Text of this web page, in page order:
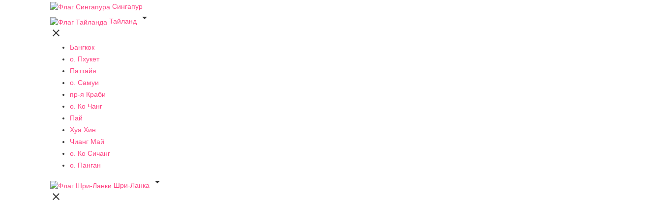
Сингапур
Тайланд


Бангкок
о. Пхукет
Паттайя
о. Самуи
пр-я Краби
о. Ко Чанг
Пай
Хуа Хин
Чианг Май
о. Ко Сичанг
о. Панган
Шри-Ланка

